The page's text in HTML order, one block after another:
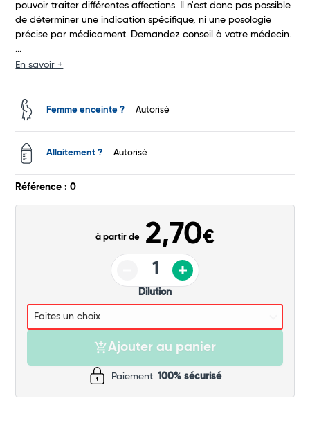
Total
pouvoir traiter différentes affections. Il n'est donc pas possible
de déterminer une indication spécifique, ni une posologie
précise par médicament. Demandez conseil à votre médecin.
...
En savoir +
Femme enceinte ? Autorisé
Allaitement ? Autorisé
Référence : 0
à partir de 2,70€
Dilution
Ajouter au panier
Paiement 100% sécurisé